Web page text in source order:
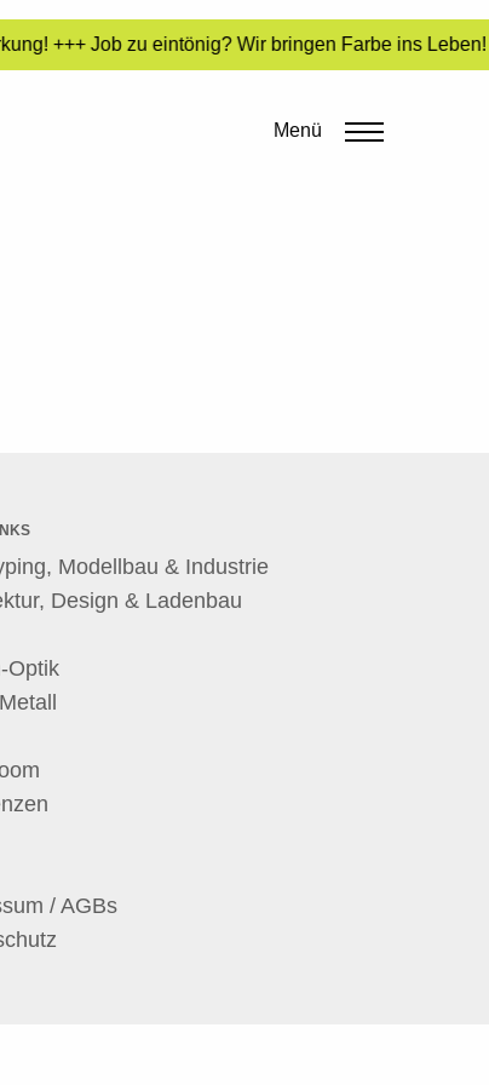
Job zu eintönig? Wir bringen Farbe ins
Menü
Modellbau & Industrie
Design & Ladenbau
Optik
/ AGBs